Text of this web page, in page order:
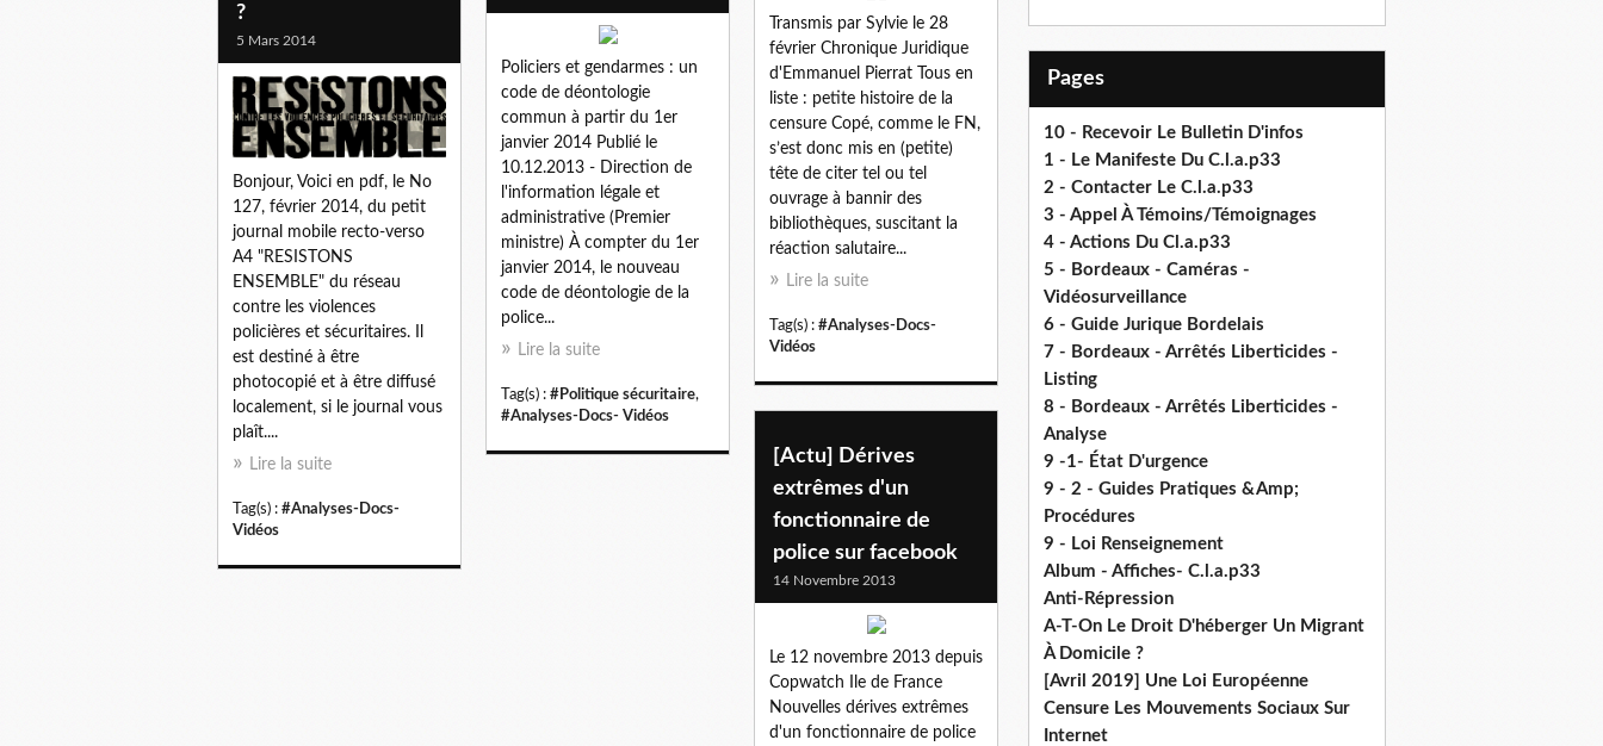
Transmis par Sylvie le 28
février Chronique Juridique
d'Emmanuel Pierrat Tous en
liste : petite histoire de la
censure Copé, comme le FN,
s’est donc mis en (petite)
tête de citer tel ou tel
ouvrage à bannir des
bibliothèques, suscitant la
réaction salutaire...
Lire la suite
Tag(s) : #Analyses-Docs-
Vidéos
?
5 Mars 2014
Bonjour, Voici en pdf, le No
127, février 2014, du petit
journal mobile recto-verso
A4 "RESISTONS
ENSEMBLE" du réseau
contre les violences
policières et sécuritaires. Il
est destiné à être
photocopié et à être diffusé
localement, si le journal vous
plaît....
Lire la suite
Tag(s) : #Analyses-Docs-
Vidéos
Policiers et gendarmes : un
code de déontologie
commun à partir du 1er
janvier 2014 Publié le
10.12.2013 - Direction de
l'information légale et
administrative (Premier
ministre) À compter du 1er
janvier 2014, le nouveau
code de déontologie de la
police...
Lire la suite
Tag(s) : #Politique sécuritaire,
#Analyses-Docs- Vidéos
[Actu] Dérives
extrêmes d'un
fonctionnaire de
police sur facebook
14 Novembre 2013
Le 12 novembre 2013 depuis
Copwatch Ile de France
Nouvelles dérives extrêmes
d'un fonctionnaire de police
Pages
10 - Recevoir Le Bulletin D'infos
1 - Le Manifeste Du C.l.a.p33
2 - Contacter Le C.l.a.p33
3 - Appel À Témoins/Témoignages
4 - Actions Du Cl.a.p33
5 - Bordeaux - Caméras -
Vidéosurveillance
6 - Guide Jurique Bordelais
7 - Bordeaux - Arrêtés Liberticides -
Listing
8 - Bordeaux - Arrêtés Liberticides -
Analyse
9 -1- État D'urgence
9 - 2 - Guides Pratiques &Amp;
Procédures
9 - Loi Renseignement
Album - Affiches- C.l.a.p33
Anti-Répression
A-T-On Le Droit D'héberger Un Migrant
À Domicile ?
[Avril 2019] Une Loi Européenne
Censure Les Mouvements Sociaux Sur
Internet